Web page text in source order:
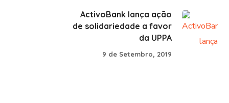
ActivoBank lança ação
de solidariedade a favor
da UPPA
9 de Setembro, 2019